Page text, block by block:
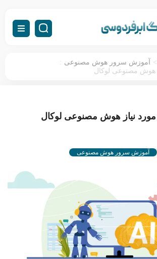
> آموزش سرور هوش مصنوعی :
هوش مصنوعی لوکال
نیاز هوش مصنوعی لوکال
آموزش سرور هوش مصنوعی